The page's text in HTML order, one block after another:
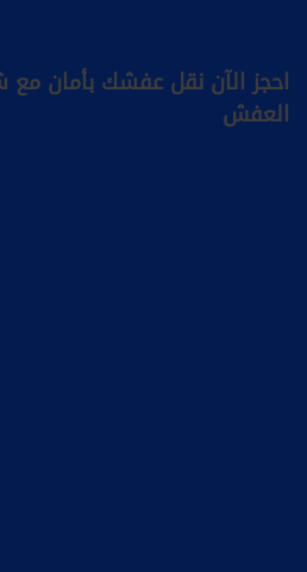
احجز الآن نقل عفشك بأمان
العفش